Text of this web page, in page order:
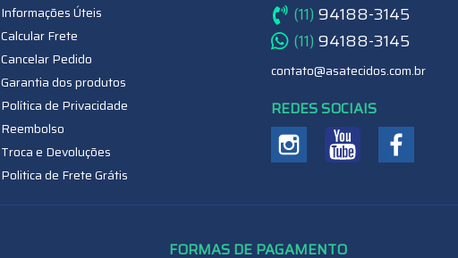
Informações Úteis
Calcular Frete
Cancelar Pedido
Garantia dos produtos
Política de Privacidade
Reembolso
Troca e Devoluções
Politica de Frete Grátis
(11) 94188-3145
(11) 94188-3145
contato@asatecidos.com.br
REDES SOCIAIS
FORMAS DE PAGAMENTO